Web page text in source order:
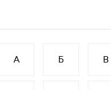
А Б В